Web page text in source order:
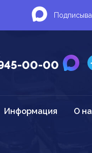
00-00
Информация О